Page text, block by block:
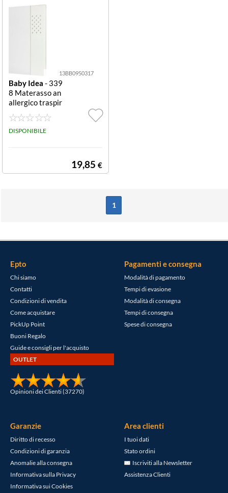
13BB0950317
Baby Idea - 339
8 Materasso an
allergico traspir
ante per Chicco
Next2me analle
rgico traspirant
DISPONIBILE
19,85 €
1
Epto
Chi siamo
Contatti
Condizioni di vendita
Come acquistare
PickUp Point
Buoni Regalo
Guide e consigli per l'acquisto
OUTLET
Opinioni dei Clienti (37270)
Pagamenti e consegna
Modalità di pagamento
Tempi di evasione
Modalità di consegna
Tempi di consegna
Spese di consegna
Garanzie
Diritto di recesso
Condizioni di garanzia
Anomalie alla consegna
Informativa sulla Privacy
Informativa sui Cookies
Area clienti
I tuoi dati
Stato ordini
Iscriviti alla Newsletter
Assistenza Clienti